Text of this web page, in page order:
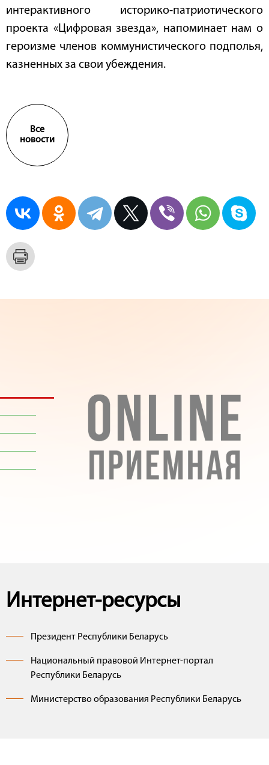
интерактивного историко-патриотического
проекта «Цифровая звезда», напоминает нам о
героизме членов коммунистического подполья,
казненных за свои убеждения.
Все
новости
Интернет-ресурсы
Президент Республики Беларусь
Национальный правовой Интернет-портал
Республики Беларусь
Министерство образования Республики Беларусь